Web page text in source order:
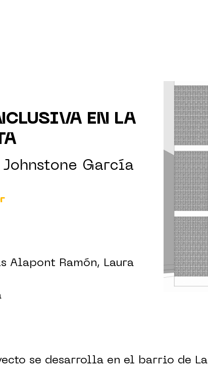
EN LA
Johnstone García
Alapont Ramón, Laura
se desarrolla en el barrio de